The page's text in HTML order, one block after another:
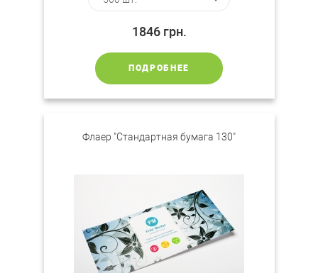
1846 грн.
ПОДРОБНЕЕ
Флаер "Стандартная бумага 130"